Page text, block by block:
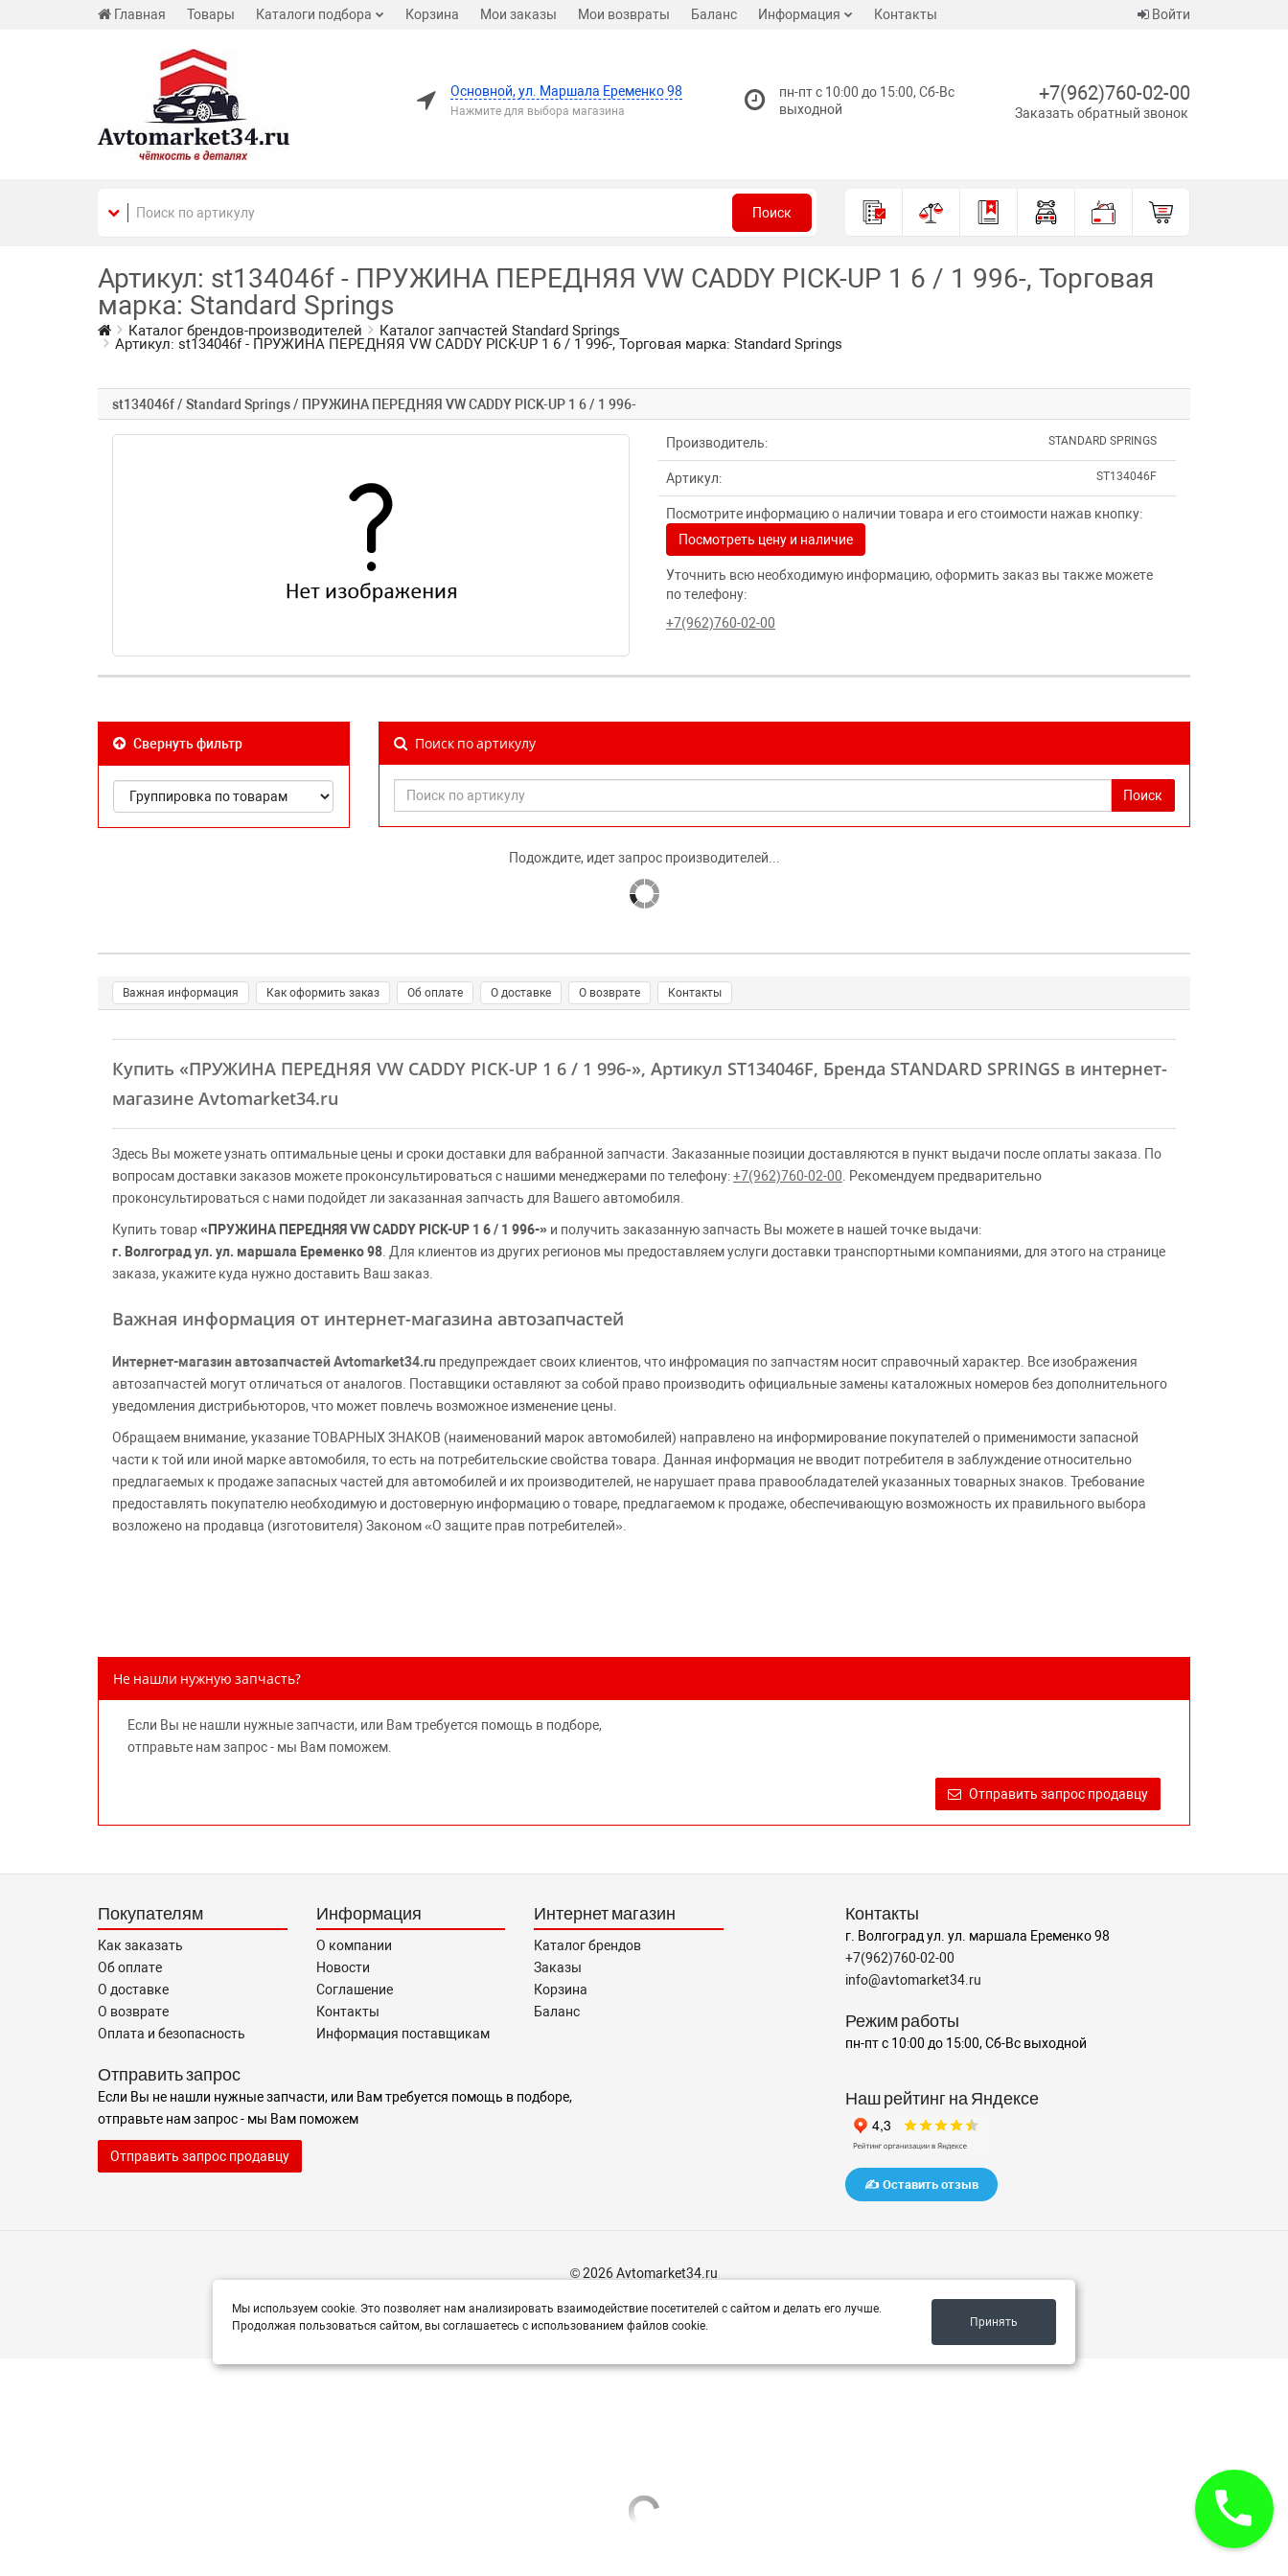
Главная Товары Каталоги подбора Корзина Мои заказы Мои возвраты Баланс Информация Контакты Войти
Основной, ул. Маршала Еременко 98
Нажмите для выбора магазина
пн-пт с 10:00 до 15:00, Сб-Вс
выходной
+7(962)760-02-00
Заказать обратный звонок
Поиск
Артикул: st134046f - ПРУЖИНА ПЕРЕДНЯЯ VW CADDY PICK-UP 1 6 / 1 996-, Торговая
марка: Standard Springs
Каталог брендов-производителей Каталог запчастей Standard Springs
Артикул: st134046f - ПРУЖИНА ПЕРЕДНЯЯ VW CADDY PICK-UP 1 6 / 1 996-, Торговая марка: Standard Springs
st134046f / Standard Springs / ПРУЖИНА ПЕРЕДНЯЯ VW CADDY PICK-UP 1 6 / 1 996-
Производитель: STANDARD SPRINGS
Артикул: ST134046F
Посмотрите информацию о наличии товара и его стоимости нажав кнопку:
Посмотреть цену и наличие
Уточнить всю необходимую информацию, оформить заказ вы также можете
по телефону:
+7(962)760-02-00
Свернуть фильтр Поиск по артикулу
Поиск
Подождите, идет запрос производителей...
Важная информация Как оформить заказ Об оплате О доставке О возврате Контакты
Купить «ПРУЖИНА ПЕРЕДНЯЯ VW CADDY PICK-UP 1 6 / 1 996-», Артикул ST134046F, Бренда STANDARD SPRINGS в интернет-
магазине Avtomarket34.ru
Здесь Вы можете узнать оптимальные цены и сроки доставки для вабранной запчасти. Заказанные позиции доставляются в пункт выдачи после оплаты заказа. По
вопросам доставки заказов можете проконсультироваться с нашими менеджерами по телефону:+7(962)760-02-00 . Рекомендуем предварительно
проконсультироваться с нами подойдет ли заказанная запчасть для Вашего автомобиля.
Купить товар«ПРУЖИНА ПЕРЕДНЯЯ VW CADDY PICK-UP 1 6 / 1 996-» и получить заказанную запчасть Вы можете в нашей точке выдачи:
г. Волгоград ул. ул. маршала Еременко 98 . Для клиентов из других регионов мы предоставляем услуги доставки транспортными компаниями, для этого на странице
заказа, укажите куда нужно доставить Ваш заказ.
Важная информация от интернет-магазина автозапчастей
Интернет-магазин автозапчастей Avtomarket34.ru предупреждает своих клиентов, что инфромация по запчастям носит справочный характер. Все изображения
автозапчастей могут отличаться от аналогов. Поставщики оставляют за собой право производить официальные замены каталожных номеров без дополнительного
уведомления дистрибьюторов, что может повлечь возможное изменение цены.
Обращаем внимание, указание ТОВАРНЫХ ЗНАКОВ (наименований марок автомобилей) направлено на информирование покупателей о применимости запасной
части к той или иной марке автомобиля, то есть на потребительские свойства товара. Данная информация не вводит потребителя в заблуждение относительно
предлагаемых к продаже запасных частей для автомобилей и их производителей, не нарушает права правообладателей указанных товарных знаков. Требование
предоставлять покупателю необходимую и достоверную информацию о товаре, предлагаемом к продаже, обеспечивающую возможность их правильного выбора
возложено на продавца (изготовителя) Законом «О защите прав потребителей».
Не нашли нужную запчасть?
Если Вы не нашли нужные запчасти, или Вам требуется помощь в подборе,
отправьте нам запрос - мы Вам поможем.
Отправить запрос продавцу
Покупателям
Как заказать
Об оплате
О доставке
О возврате
Оплата и безопасность
Информация
О компании
Новости
Соглашение
Контакты
Информация поставщикам
Интернет магазин
Каталог брендов
Заказы
Корзина
Баланс
Отправить запрос
Если Вы не нашли нужные запчасти, или Вам требуется помощь в подборе,
отправьте нам запрос - мы Вам поможем
Отправить запрос продавцу
Контакты
г. Волгоград ул. ул. маршала Еременко 98
+7(962)760-02-00
info@avtomarket34.ru
Режим работы
пн-пт с 10:00 до 15:00, Сб-Вс выходной
Наш рейтинг на Яндексе
✍️ Оставить отзыв
© 2026 Avtomarket34.ru
Мы используем cookie. Это позволяет нам анализировать взаимодействие посетителей с сайтом и делать его лучше.
Продолжая пользоваться сайтом, вы соглашаетесь с использованием файлов cookie.
Принять